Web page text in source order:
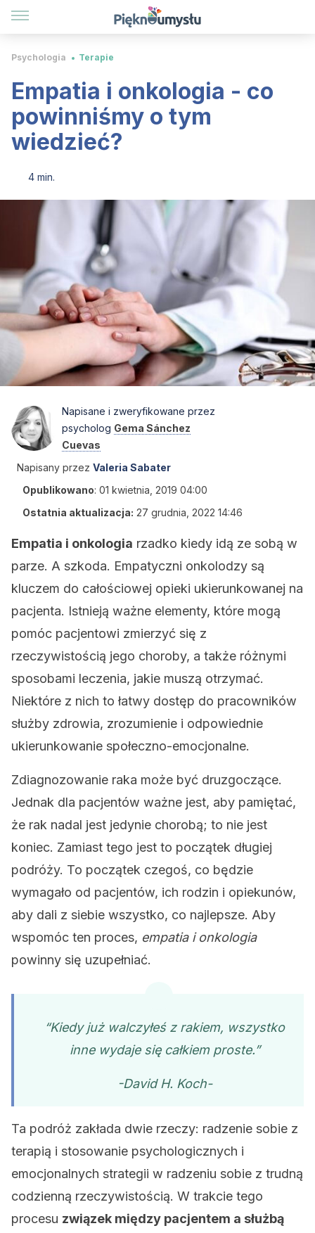
Psychologia Terapie
Empatia i onkologia - co
powinniśmy o tym
wiedzieć?
4 min.
Napisane i zweryfikowane przez
psycholog Gema Sánchez
Cuevas
Napisany przez Valeria Sabater
Opublikowano: 01 kwietnia, 2019 04:00
Ostatnia aktualizacja: 27 grudnia, 2022 14:46
Empatia i onkologia rzadko kiedy idą ze sobą w
parze. A szkoda. Empatyczni onkolodzy są
kluczem do całościowej opieki ukierunkowanej na
pacjenta. Istnieją ważne elementy, które mogą
pomóc pacjentowi zmierzyć się z
rzeczywistością jego choroby, a także różnymi
sposobami leczenia, jakie muszą otrzymać.
Niektóre z nich to łatwy dostęp do pracowników
służby zdrowia, zrozumienie i odpowiednie
ukierunkowanie społeczno-emocjonalne.
Zdiagnozowanie raka może być druzgoczące.
Jednak dla pacjentów ważne jest, aby pamiętać,
że rak nadal jest jedynie chorobą; to nie jest
koniec. Zamiast tego jest to początek długiej
podróży. To początek czegoś, co będzie
wymagało od pacjentów, ich rodzin i opiekunów,
aby dali z siebie wszystko, co najlepsze. Aby
wspomóc ten proces, empatia i onkologia
powinny się uzupełniać.
“Kiedy już walczyłeś z rakiem, wszystko
inne wydaje się całkiem proste.”
-David H. Koch-
Ta podróż zakłada dwie rzeczy: radzenie sobie z
terapią i stosowanie psychologicznych i
emocjonalnych strategii w radzeniu sobie z trudną
codzienną rzeczywistością. W trakcie tego
procesu związek między pacjentem a służbą